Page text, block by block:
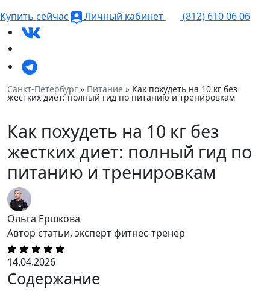
Купить сейчас
Личный кабинет (812) 610 06 06
Санкт-Петербург » Питание » Как похудеть на 10 кг без
жестких диет: полный гид по питанию и тренировкам
Как похудеть на 10 кг без
жестких диет: полный гид по
питанию и тренировкам
Ольга Ершкова
Автор статьи, эксперт фитнес-тренер
14.04.2026
Содержание